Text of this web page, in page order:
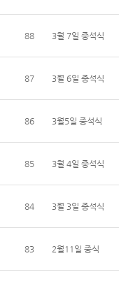
88 3월 7일 중석식
87 3월 6일 중석식
86 3월5일 중석식
85 3월 4일 중석식
84 3월 3일 중석식
83 2월11일 중식